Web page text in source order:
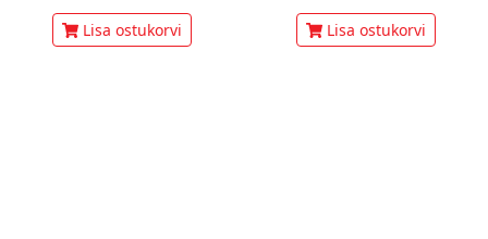
Lisa ostukorvi Lisa ostukorvi